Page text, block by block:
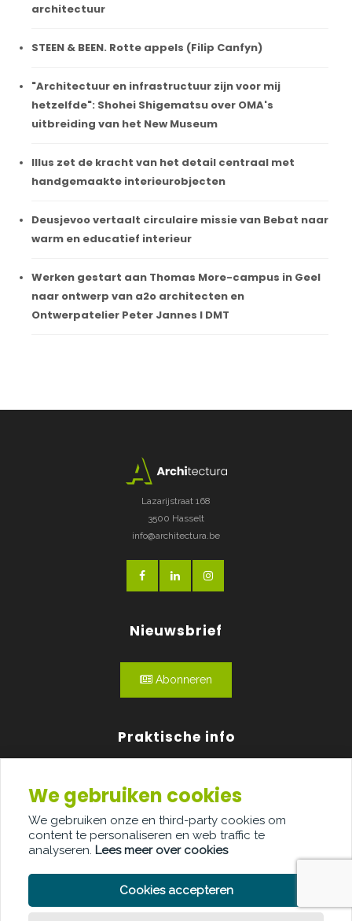
architectuur
STEEN & BEEN. Rotte appels (Filip Canfyn)
"Architectuur en infrastructuur zijn voor mij
hetzelfde": Shohei Shigematsu over OMA's
uitbreiding van het New Museum
Illus zet de kracht van het detail centraal met
handgemaakte interieurobjecten
Deusjevoo vertaalt circulaire missie van Bebat naar
warm en educatief interieur
Werken gestart aan Thomas More-campus in Geel
naar ontwerp van a2o architecten en
Ontwerpatelier Peter Jannes I DMT
Lazarijstraat 168
3500 Hasselt
info@architectura.be
Nieuwsbrief
Abonneren
Praktische info
Over ons
Adverteren
Contact
We gebruiken cookies
We gebruiken onze en third-party cookies om
content te personaliseren en web traffic te
analyseren. Lees meer over cookies
Cookies accepteren